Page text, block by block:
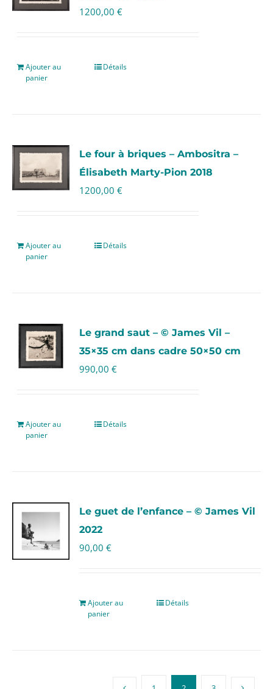
1200,00€
Ajouter au
panier
Détails
Le four à briques – Ambositra –
Élisabeth Marty-Pion 2018
1200,00€
Ajouter au
panier
Détails
Le grand saut – © James Vil –
35×35 cm dans cadre 50×50 cm
990,00€
Ajouter au
panier
Détails
Le guet de l’enfance – © James Vil
2022
90,00€
Ajouter au
panier
Détails